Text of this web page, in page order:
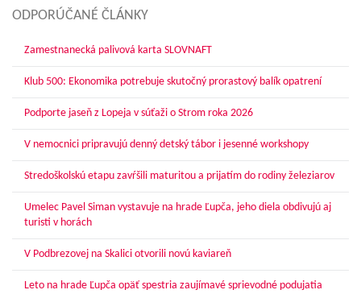
ODPORÚČANÉ ČLÁNKY
Zamestnanecká palivová karta SLOVNAFT
Klub 500: Ekonomika potrebuje skutočný prorastový balík opatrení
Podporte jaseň z Lopeja v súťaži o Strom roka 2026
V nemocnici pripravujú denný detský tábor i jesenné workshopy
Stredoškolskú etapu zavŕšili maturitou a prijatím do rodiny železiarov
Umelec Pavel Siman vystavuje na hrade Ľupča, jeho diela obdivujú aj
turisti v horách
V Podbrezovej na Skalici otvorili novú kaviareň
Leto na hrade Ľupča opäť spestria zaujímavé sprievodné podujatia